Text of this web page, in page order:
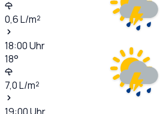
0,6L/m²
18:00Uhr
18°
7,0L/m²